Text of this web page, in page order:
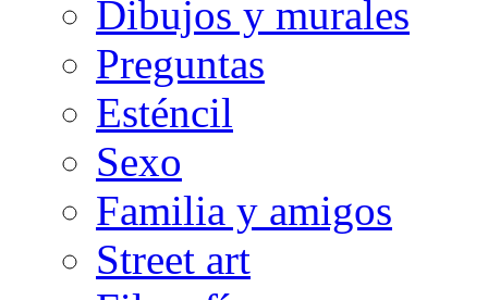
Dibujos y murales
Preguntas
Esténcil
Sexo
Familia y amigos
Street art